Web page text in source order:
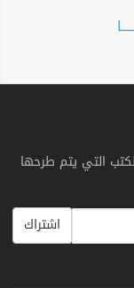
التي يتم طرحها
اشتراك